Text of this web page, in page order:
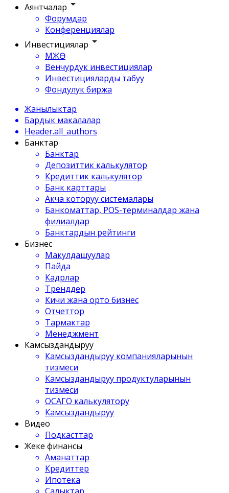
Аянтчалар
Форумдар
Конференциялар
Инвестициялар
МЖӨ
Венчурдук инвестициялар
Инвестицияларды табуу
Фондулук биржа
Жанылыктар
Бардык макалалар
Header.all_authors
Банктар
Банктар
Депозиттик калькулятор
Кредиттик калькулятор
Банк карттары
Акча которуу системалары
Банкоматтар, POS-терминалдар жана
филиалдар
Банктардын рейтинги
Бизнес
Макулдашуулар
Пайда
Кадрлар
Тренддер
Кичи жана орто бизнес
Отчеттор
Тармактар
Менеджмент
Камсыздандыруу
Камсыздандыруу компанияларынын
тизмеси
Камсыздандыруу продуктуларынын
тизмеси
ОСАГО калькулятору
Камсыздандыруу
Видео
Подкасттар
Жеке финансы
Аманаттар
Кредиттер
Ипотека